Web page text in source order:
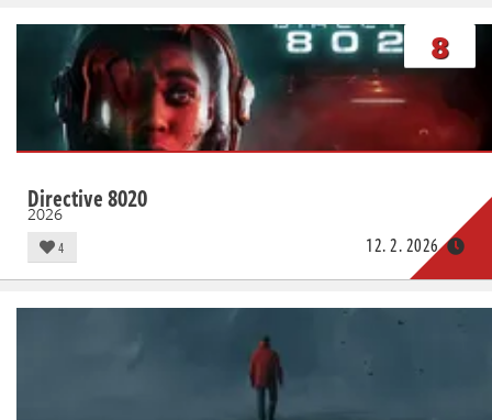
8
Directive 8020
2026
4 12. 2. 2026